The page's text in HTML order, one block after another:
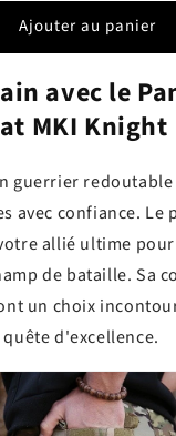
Ajouter au panier
avec le
MKI Knight
guerrier
avec confiance. Le
allié ultime
de bataille. Sa
un choix
d'excellence.